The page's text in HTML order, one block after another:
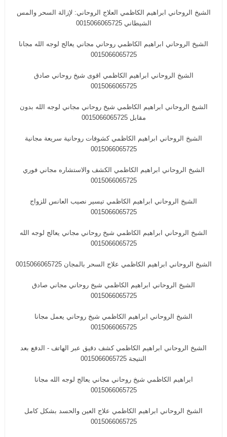
الشيخ الروحاني ابراهيم الكاظمي العلاج الروحاني: لإزالة السحر والمس
الشيطاني 0015066065725
الشيخ الروحاني ابراهيم الكاظمي روحاني مجاني يعالج لوجه الله مجانا
0015066065725
الشيخ الروحاني ابراهيم الكاظمي اقوى شيخ روحاني صادق
0015066065725
الشيخ الروحاني ابراهيم الكاظمي شيخ روحاني مجاني لوجه الله بدون
مقابل 0015066065725
الشيخ الروحاني ابراهيم الكاظمي كشوفات روحانية سريعة مجانية
0015066065725
الشيخ الروحاني ابراهيم الكاظمي الكشف والاستشاره مجاني فوري
0015066065725
الشيخ الروحاني ابراهيم الكاظمي تيسير نصيب العانس للزواج
0015066065725
الشيخ الروحاني ابراهيم الكاظمي شيخ روحاني مجاني يعالج لوجه الله
0015066065725
الشيخ الروحاني ابراهيم الكاظمي علاج السحر بالمجان 0015066065725
الشيخ الروحاني ابراهيم الكاظمي شيخ روحاني مجاني صادق
0015066065725
الشيخ الروحاني ابراهيم الكاظمي شيخ روحاني يعمل مجانا
0015066065725
الشيخ الروحاني ابراهيم الكاظمي كشف دقيق عبر الهاتف - الدفع بعد
النتيجة 0015066065725
‎ابراهيم الكاظمي شيخ روحاني مجاني يعالج لوجه الله مجانا
0015066065725
الشيخ الروحاني ابراهيم الكاظمي علاج العين والحسد بشكل كامل
0015066065725